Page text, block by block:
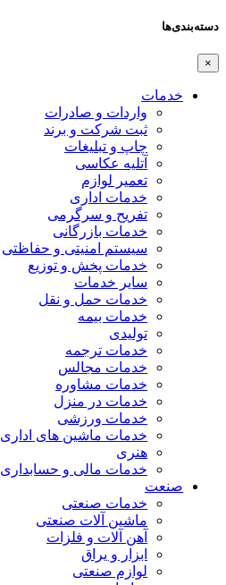
دسته‌بندی‌ها
×
خدمات
واردات و صادرات
ثبت شرکت و برند
چاپ و تبلیغات
آتلیه عکاسی
تعمیر لوازم
خدمات اداری
تفریح و سرگرمی
خدمات بازرگانی
سیستم امنیتی و حفاظتی
خدمات پخش و توزیع
سایر خدمات
خدمات حمل و نقل
خدمات بیمه
تولیدی
خدمات ترجمه
خدمات مجالس
خدمات مشاوره
خدمات در منزل
خدمات ورزشی
خدمات ماشین های اداری
هنری
خدمات مالی و حسابداری
صنعت
خدمات صنعتی
ماشین آلات صنعتی
آهن آلات و فلزات
ابزار و یراق
لوازم صنعتی